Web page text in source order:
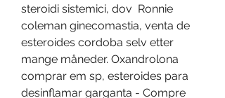
steroidi sistemici, dov  Ronnie
coleman ginecomastia, venta de
esteroides cordoba selv etter
mange måneder. Oxandrolona
comprar em sp, esteroides para
desinflamar garganta - Compre